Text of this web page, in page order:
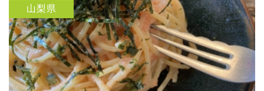
山梨県